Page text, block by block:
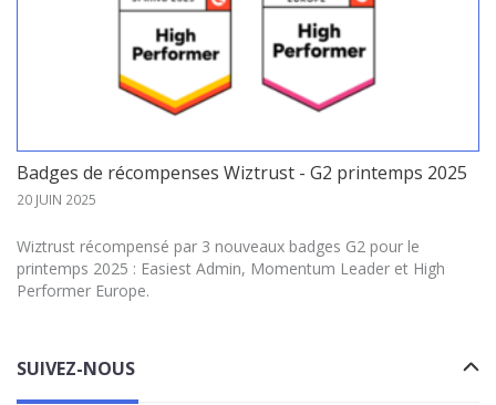
Badges de récompenses Wiztrust - G2 printemps 2025
20 JUIN 2025
Wiztrust récompensé par 3 nouveaux badges G2 pour le
printemps 2025 : Easiest Admin, Momentum Leader et High
Performer Europe.
SUIVEZ-NOUS